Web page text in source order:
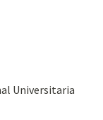
Universitaria